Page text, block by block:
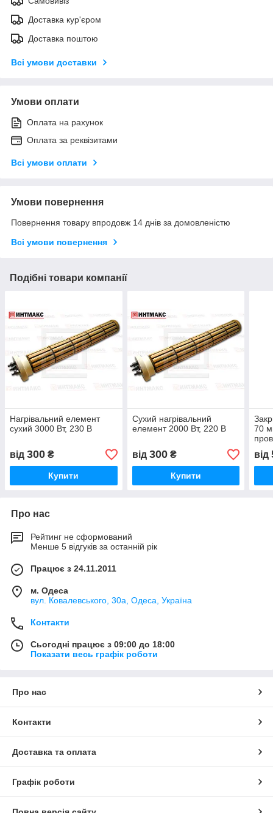
Доставка кур'єром
Доставка поштою
Всі умови доставки
Умови оплати
Оплата на рахунок
Оплата за реквізитами
Всі умови оплати
Умови повернення
Повернення товару впродовж 14 днів за домовленістю
Всі умови повернення
Подібні товари компанії
Нагрівальний елемент
сухий 3000 Вт, 230 В
від 300 ₴
Купити
Сухий нагрівальний
елемент 2000 Вт, 220 В
від 300₴
Купити
70
від
Про нас
Рейтинг не сформований
Менше 5 відгуків за останній рік
Працює з 24.11.2011
м. Одеса
вул. Ковалевського, 30а, Одеса, Україна
Контакти
Сьогодні працює з 09:00 до 18:00
Показати весь графік роботи
Про нас
Контакти
Доставка та оплата
Графік роботи